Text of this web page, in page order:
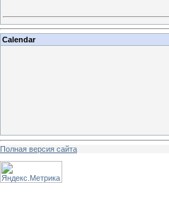
Calendar
Полная версия сайта